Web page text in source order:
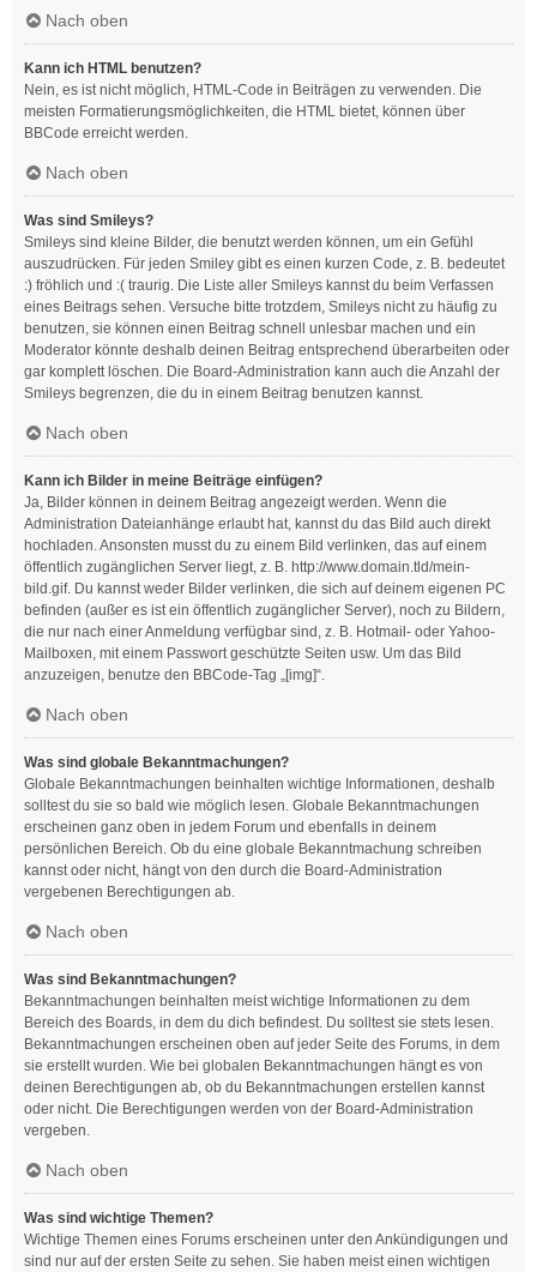
Nach oben
Kann ich HTML benutzen?
Nein, es ist nicht möglich, HTML-Code in Beiträgen zu verwenden. Die
meisten Formatierungsmöglichkeiten, die HTML bietet, können über
BBCode erreicht werden.
Nach oben
Was sind Smileys?
Smileys sind kleine Bilder, die benutzt werden können, um ein Gefühl
auszudrücken. Für jeden Smiley gibt es einen kurzen Code, z. B. bedeutet
:) fröhlich und :( traurig. Die Liste aller Smileys kannst du beim Verfassen
eines Beitrags sehen. Versuche bitte trotzdem, Smileys nicht zu häufig zu
benutzen, sie können einen Beitrag schnell unlesbar machen und ein
Moderator könnte deshalb deinen Beitrag entsprechend überarbeiten oder
gar komplett löschen. Die Board-Administration kann auch die Anzahl der
Smileys begrenzen, die du in einem Beitrag benutzen kannst.
Nach oben
Kann ich Bilder in meine Beiträge einfügen?
Ja, Bilder können in deinem Beitrag angezeigt werden. Wenn die
Administration Dateianhänge erlaubt hat, kannst du das Bild auch direkt
hochladen. Ansonsten musst du zu einem Bild verlinken, das auf einem
öffentlich zugänglichen Server liegt, z. B. http://www.domain.tld/mein-
bild.gif. Du kannst weder Bilder verlinken, die sich auf deinem eigenen PC
befinden (außer es ist ein öffentlich zugänglicher Server), noch zu Bildern,
die nur nach einer Anmeldung verfügbar sind, z. B. Hotmail- oder Yahoo-
Mailboxen, mit einem Passwort geschützte Seiten usw. Um das Bild
anzuzeigen, benutze den BBCode-Tag „[img]“.
Nach oben
Was sind globale Bekanntmachungen?
Globale Bekanntmachungen beinhalten wichtige Informationen, deshalb
solltest du sie so bald wie möglich lesen. Globale Bekanntmachungen
erscheinen ganz oben in jedem Forum und ebenfalls in deinem
persönlichen Bereich. Ob du eine globale Bekanntmachung schreiben
kannst oder nicht, hängt von den durch die Board-Administration
vergebenen Berechtigungen ab.
Nach oben
Was sind Bekanntmachungen?
Bekanntmachungen beinhalten meist wichtige Informationen zu dem
Bereich des Boards, in dem du dich befindest. Du solltest sie stets lesen.
Bekanntmachungen erscheinen oben auf jeder Seite des Forums, in dem
sie erstellt wurden. Wie bei globalen Bekanntmachungen hängt es von
deinen Berechtigungen ab, ob du Bekanntmachungen erstellen kannst
oder nicht. Die Berechtigungen werden von der Board-Administration
vergeben.
Nach oben
Was sind wichtige Themen?
Wichtige Themen eines Forums erscheinen unter den Ankündigungen und
sind nur auf der ersten Seite zu sehen. Sie haben meist einen wichtigen